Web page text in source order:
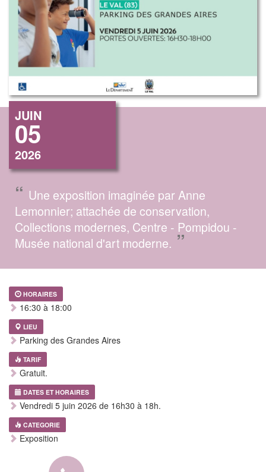
JUIN
05
2026
“ Une exposition imaginée par Anne
Lemonnier; attachée de conservation,
Collections modernes, Centre - Pompidou -
Musée national d'art moderne. ”
HORAIRES
16:30 à 18:00
LIEU
Parking des Grandes Aires
TARIF
Gratuit.
DATES ET HORAIRES
Vendredi 5 juin 2026 de 16h30 à 18h.
CATEGORIE
Exposition